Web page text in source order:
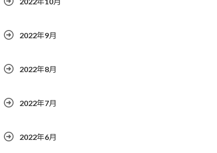
2022年9月
2022年8月
2022年7月
2022年6月